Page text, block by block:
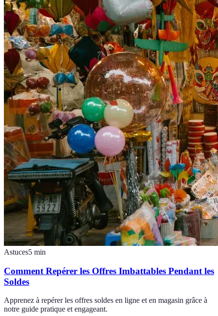
Astuces5 min
Comment Repérer les Offres Imbattables Pendant les
Soldes
Apprenez à repérer les offres soldes en ligne et en magasin grâce à
notre guide pratique et engageant.